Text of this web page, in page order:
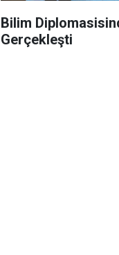
Bilim
Gerçekleşti